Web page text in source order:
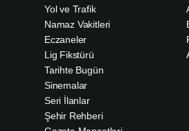
Yol ve Trafik
Namaz Vakitleri
Eczaneler
Lig Fikstürü
Tarihte Bugün
Sinemalar
Seri İlanlar
Şehir Rehberi